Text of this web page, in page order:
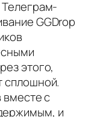
Телеграм-
GGDrop
этого,
сплошной.
вместе с
и